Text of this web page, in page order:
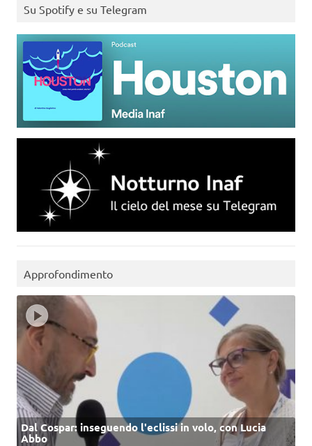
Su Spotify e su Telegram
Approfondimento
Dal Cospar: inseguendo l'eclissi in volo, con Lucia
Abbo